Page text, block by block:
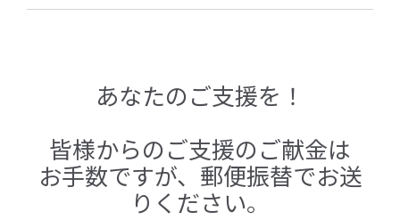
あなたのご支援を！
皆様からのご支援のご献金は
お手数ですが、郵便振替でお送
りください。